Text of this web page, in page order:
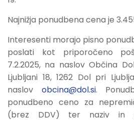
Najnižja ponudbena cena je
Interesenti morajo pisno
poslati kot priporočeno
7.2.2025, na naslov Občina
Ljubljani 18, 1262 Dol pri
naslov obcina@dol.si.
ponudbeno ceno za
(brez DDV) ter naziv in